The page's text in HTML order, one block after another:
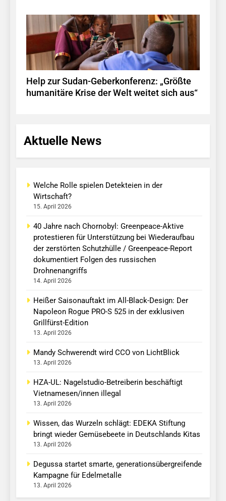
Help zur Sudan-Geberkonferenz: „Größte
humanitäre Krise der Welt weitet sich aus“
Aktuelle News
Welche Rolle spielen Detekteien in der
Wirtschaft?
15. April 2026
40 Jahre nach Chornobyl: Greenpeace-Aktive
protestieren für Unterstützung bei Wiederaufbau
der zerstörten Schutzhülle / Greenpeace-Report
dokumentiert Folgen des russischen
Drohnenangriffs
14. April 2026
Heißer Saisonauftakt im All-Black-Design: Der
Napoleon Rogue PRO-S 525 in der exklusiven
Grillfürst-Edition
13. April 2026
Mandy Schwerendt wird CCO von LichtBlick
13. April 2026
HZA-UL: Nagelstudio-Betreiberin beschäftigt
Vietnamesen/innen illegal
13. April 2026
Wissen, das Wurzeln schlägt: EDEKA Stiftung
bringt wieder Gemüsebeete in Deutschlands Kitas
13. April 2026
Degussa startet smarte, generationsübergreifende
Kampagne für Edelmetalle
13. April 2026